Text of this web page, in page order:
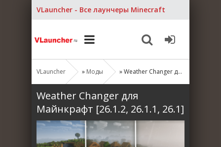
VLauncher - Все лаунчеры Minecraft
VLauncher » Моды » Weather Changer для Майнкрафт [26.1.2, 26.1.1, 26.1]
Weather Changer для
Майнкрафт [26.1.2, 26.1.1, 26.1]